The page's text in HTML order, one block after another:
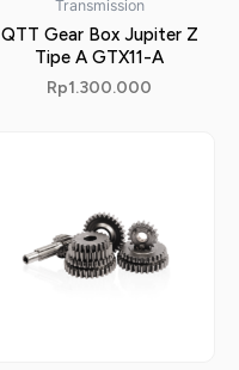
Transmission
QTT Gear Box Jupiter Z
Tipe A GTX11-A
Rp1.300.000